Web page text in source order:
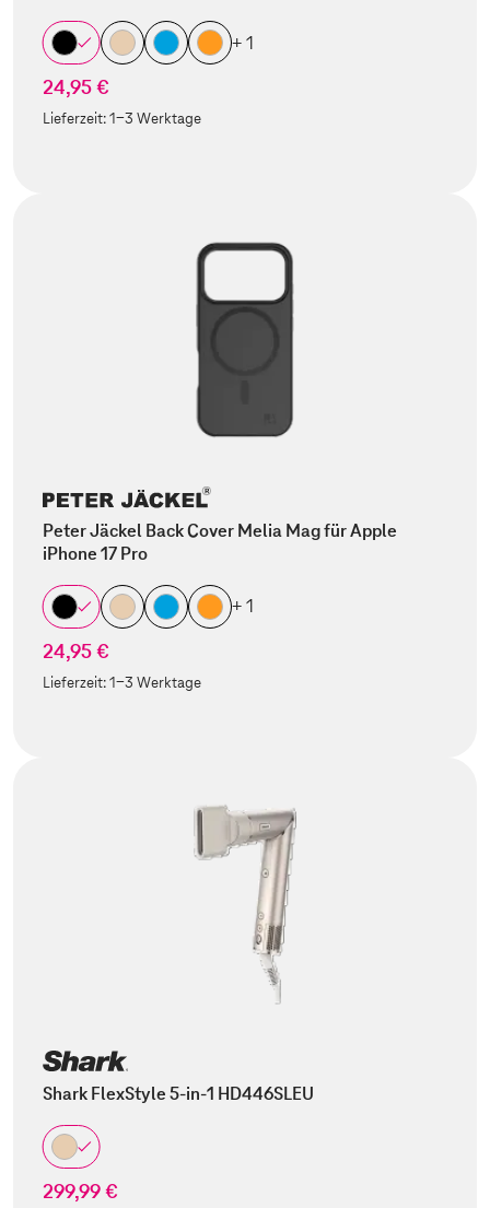
+ 1
24,95 €
Lieferzeit:1-3 Werktage
Peter Jäckel Back Cover Melia Mag für Apple
iPhone 17 Pro
+ 1
24,95 €
Lieferzeit:1-3 Werktage
Shark FlexStyle 5-in-1 HD446SLEU
299,99 €